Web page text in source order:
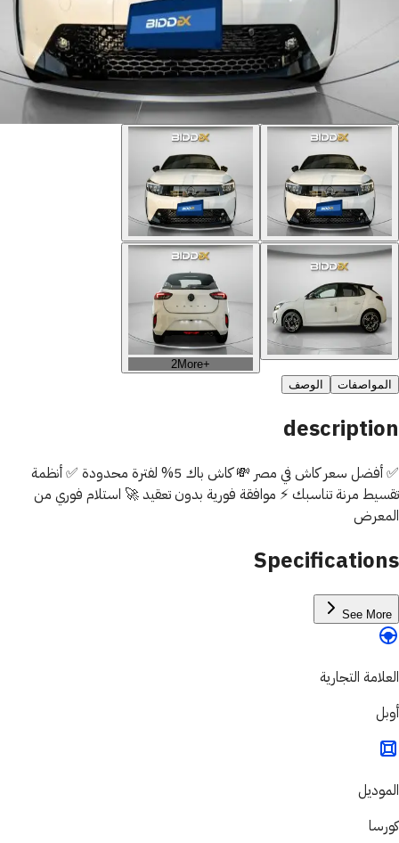
+
2More
المواصفات
الوصف
description
✅ أفضل سعر كاش في مصر 💸 كاش باك 5% لفترة محدودة ✅ أنظمة
تقسيط مرنة تناسبك ⚡ موافقة فورية بدون تعقيد 🚀 استلام فوري من
المعرض
Specifications
See More
العلامة التجارية
أوبل
الموديل
كورسا